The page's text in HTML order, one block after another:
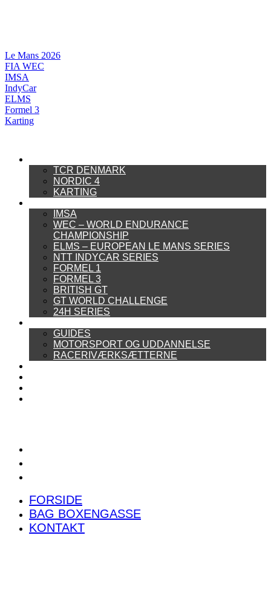
Le Mans 2026
FIA WEC
IMSA
IndyCar
ELMS
Formel 3
Karting
TCR DENMARK
NORDIC 4
KARTING
IMSA
WEC – WORLD ENDURANCE
CHAMPIONSHIP
ELMS – EUROPEAN LE MANS SERIES
NTT INDYCAR SERIES
FORMEL 1
FORMEL 3
BRITISH GT
GT WORLD CHALLENGE
24H SERIES
GUIDES
MOTORSPORT OG UDDANNELSE
RACERIVÆRKSÆTTERNE
FORSIDE
BAG BOXENGASSE
KONTAKT